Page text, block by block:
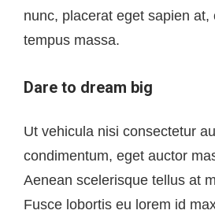
nunc, placerat eget sapien at,
tempus massa.
Dare to dream big
Ut vehicula nisi consectetur
condimentum, eget auctor
Aenean scelerisque tellus at
Fusce lobortis eu lorem id